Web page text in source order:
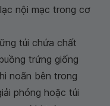
nội mạc trong cơ
túi chứa chất
trứng giống
noãn bên trong
phóng hoặc túi